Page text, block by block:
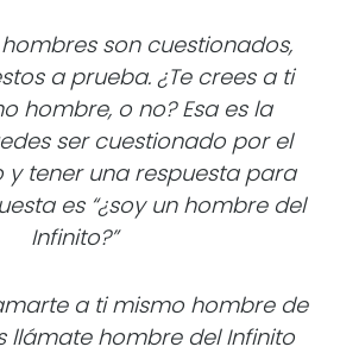
son cuestionados,
a prueba. ¿Te crees a ti
hombre, o no? Esa es la
ser cuestionado por el
tener una respuesta para
es “¿soy un hombre del
Infinito?”
a ti mismo hombre de
llámate hombre del Infinito